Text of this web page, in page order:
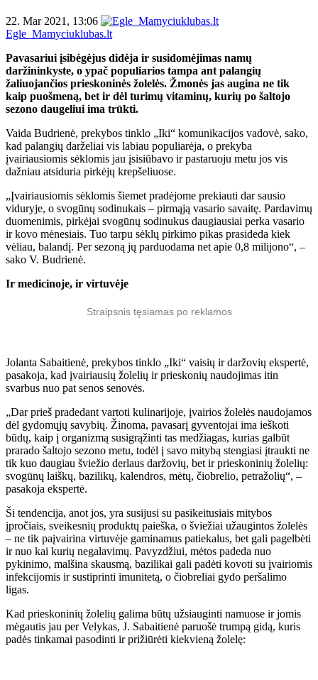
22. Mar 2021, 13:06
Egle_Mamyciuklubas.lt
Pavasariui įsibėgėjus didėja ir susidomėjimas namų
daržininkyste, o ypač populiarios tampa ant palangių
žaliuojančios prieskoninės žolelės. Žmonės jas augina ne tik
kaip puošmeną, bet ir dėl turimų vitaminų, kurių po šaltojo
sezono daugeliui ima trūkti.
Vaida Budrienė, prekybos tinklo „Iki“ komunikacijos vadovė, sako,
kad palangių darželiai vis labiau populiarėja, o prekyba
įvairiausiomis sėklomis jau įsisiūbavo ir pastaruoju metu jos vis
dažniau atsiduria pirkėjų krepšeliuose.
„Įvairiausiomis sėklomis šiemet pradėjome prekiauti dar sausio
viduryje, o svogūnų sodinukais – pirmąją vasario savaitę. Pardavimų
duomenimis, pirkėjai svogūnų sodinukus daugiausiai perka vasario
ir kovo mėnesiais. Tuo tarpu sėklų pirkimo pikas prasideda kiek
vėliau, balandį. Per sezoną jų parduodama net apie 0,8 milijono“, –
sako V. Budrienė.
Ir medicinoje, ir virtuvėje
Straipsnis tęsiamas po reklamos
Jolanta Sabaitienė, prekybos tinklo „Iki“ vaisių ir daržovių ekspertė,
pasakoja, kad įvairiausių žolelių ir prieskonių naudojimas itin
svarbus nuo pat senos senovės.
„Dar prieš pradedant vartoti kulinarijoje, įvairios žolelės naudojamos
dėl gydomųjų savybių. Žinoma, pavasarį gyventojai ima ieškoti
būdų, kaip į organizmą susigrąžinti tas medžiagas, kurias galbūt
prarado šaltojo sezono metu, todėl į savo mitybą stengiasi įtraukti ne
tik kuo daugiau šviežio derlaus daržovių, bet ir prieskoninių žolelių:
svogūnų laiškų, bazilikų, kalendros, mėtų, čiobrelio, petražolių“, –
pasakoja ekspertė.
Ši tendencija, anot jos, yra susijusi su pasikeitusiais mitybos
įpročiais, sveikesnių produktų paieška, o šviežiai užaugintos žolelės
– ne tik paįvairina virtuvėje gaminamus patiekalus, bet gali pagelbėti
ir nuo kai kurių negalavimų. Pavyzdžiui, mėtos padeda nuo
pykinimo, malšina skausmą, bazilikai gali padėti kovoti su įvairiomis
infekcijomis ir sustiprinti imunitetą, o čiobreliai gydo peršalimo
ligas.
Kad prieskoninių žolelių galima būtų užsiauginti namuose ir jomis
mėgautis jau per Velykas, J. Sabaitienė paruošė trumpą gidą, kuris
padės tinkamai pasodinti ir prižiūrėti kiekvieną žolelę: